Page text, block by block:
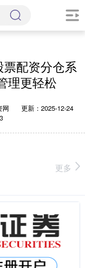
配资分仓系
理更轻松
网
更新：2025-12-24
更多